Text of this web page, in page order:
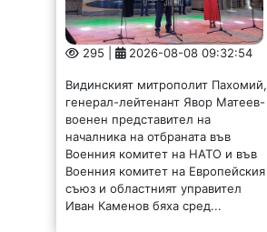
295 | 2026-08-08 09:32:54
Видинският митрополит Пахомий,
генерал-лейтенант Явор Матеев-
военен представител на
началника на отбраната във
Военния комитет на НАТО и във
Военния комитет на Европейския
съюз и областният управител
Иван Каменов бяха сред...